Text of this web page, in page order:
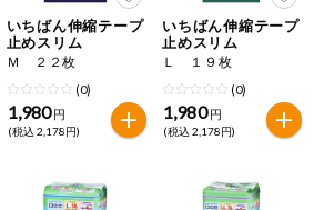
いちばん伸縮テープ
止めスリム
Ｍ ２２枚
(0)
1,980 円
(税込 2,178円)
いちばん伸縮テープ
止めスリム
Ｌ １９枚
(0)
1,980 円
(税込 2,178円)